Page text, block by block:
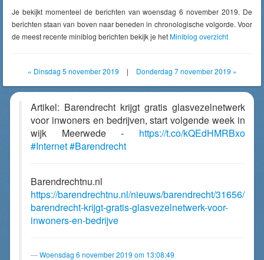
Je bekijkt momenteel de berichten van woensdag 6 november 2019. De
berichten staan van boven naar beneden in chronologische volgorde. Voor
de meest recente miniblog berichten bekijk je hetMiniblog overzicht
« Dinsdag 5 november 2019 | Donderdag 7 november 2019 »
Artikel: Barendrecht krijgt gratis glasvezelnetwerk
voor inwoners en bedrijven, start volgende week in
wijk Meerwede - https://t.co/kQEdHMRBxo
#Internet#Barendrecht
Barendrechtnu.nl
https://barendrechtnu.nl/nieuws/barendrecht/31656/
barendrecht-krijgt-gratis-glasvezelnetwerk-voor-
inwoners-en-bedrijve
Woensdag 6 november 2019 om 13:08:49